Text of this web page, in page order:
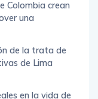
Colombia crean
una
de la trata de
de Lima
en la vida de